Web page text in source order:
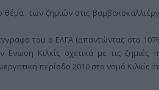
θέμα των ζημιών στις
του ο ΕΛΓΑ (απαντώντας στο
Ενωση Κιλκίς σχετικά με τις ζημιές
περίοδο 2010 στο νομό Κιλκίς